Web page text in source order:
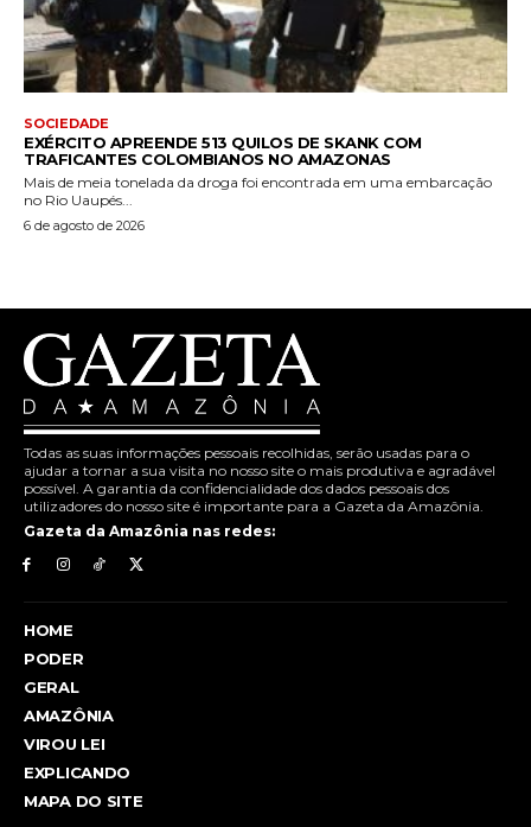
SOCIEDADE
EXÉRCITO APREENDE 513 QUILOS DE SKANK COM
TRAFICANTES COLOMBIANOS NO AMAZONAS
Mais de meia tonelada da droga foi encontrada em uma embarcação
no Rio Uaupés...
6 de agosto de 2026
Todas as suas informações pessoais recolhidas, serão usadas para o
ajudar a tornar a sua visita no nosso site o mais produtiva e agradável
possível. A garantia da confidencialidade dos dados pessoais dos
utilizadores do nosso site é importante para a Gazeta da Amazônia.
Gazeta da Amazônia nas redes:
HOME
PODER
GERAL
AMAZÔNIA
VIROU LEI
EXPLICANDO
MAPA DO SITE